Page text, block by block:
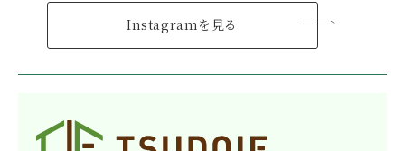
Instagramを見る